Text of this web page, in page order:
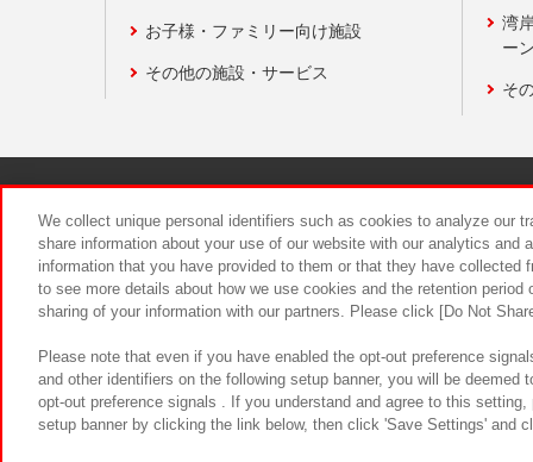
お子様・ファミリー向け施設
その他の施設・サービス
湾
ー
そ
食品のご
We collect unique personal identifiers such as cookies to analyze our
share information about your use of our website with our analytics and
information that you have provided to them or that they have
to see more details about how we use cookies and the retention
sharing of your information with our partners. Please click [Do Not
Please note that even if you have enabled the opt-out preference
and other identifiers on the following setup banner, you will be
opt-out preference signals . If you understand and agree to this
setup banner by clicking the link below, then click 'Save Settings' and